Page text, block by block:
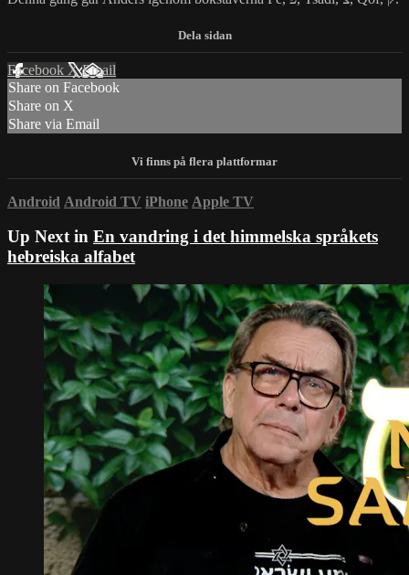
Facebook XEmail
Share on Facebook
Share on X
Share via Email
Android Android TV iPhone Apple TV
Up Next in En vandring i det himmelska språkets
hebreiska alfabet